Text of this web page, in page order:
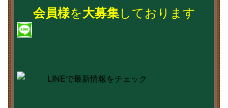
会員様を大募集しております